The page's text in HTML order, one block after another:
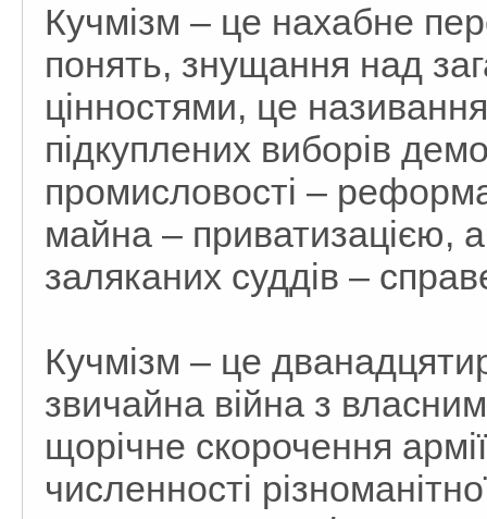
Кучмізм – це нахабне
понять, знущання над
цінностями, це
підкуплених виборів
промисловості –
майна – приватизацією,
заляканих суддів –
Кучмізм – це
звичайна війна з
щорічне скорочення
численності